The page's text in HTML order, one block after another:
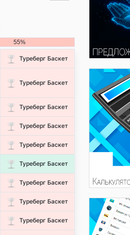
55%
Туреберг Баскет
Туреберг Баскет
Туреберг Баскет
Туреберг Баскет
Туреберг Баскет
Туреберг Баскет
Туреберг Баскет
Туреберг Баскет
Туреберг Баскет